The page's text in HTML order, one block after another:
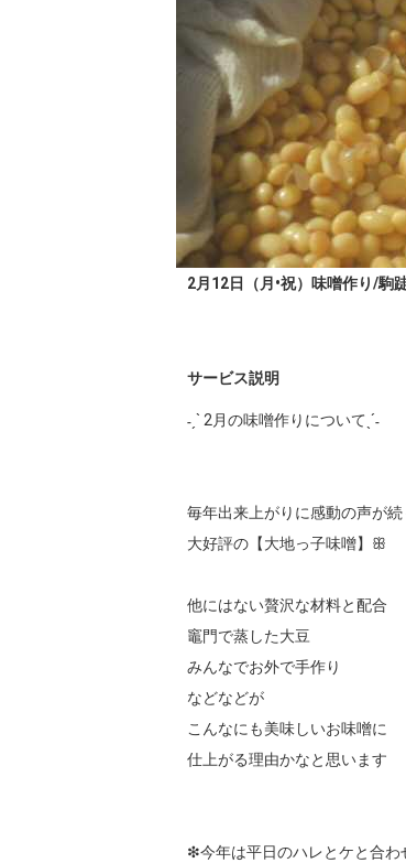
2月12日（月•祝）味噌作り/駒
サービス説明
˗ˏˋ 2月の味噌作りについてˎˊ˗
毎年出来上がりに感動の声が続
大好評の【大地っ子味噌】ꕥ
他にはない贅沢な材料と配合
竈門で蒸した大豆
みんなでお外で手作り
などなどが
こんなにも美味しいお味噌に
仕上がる理由かなと思います
❇︎今年は平日のハレとケと合わ